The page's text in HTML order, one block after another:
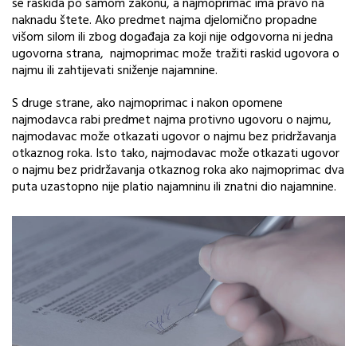
naknadu štete. Ako predmet najma djelomično propadne
višom silom ili zbog događaja za koji nije odgovorna ni jedna
ugovorna strana, najmoprimac može tražiti raskid ugovora o
najmu ili zahtijevati sniženje najamnine.
S druge strane, ako najmoprimac i nakon opomene
najmodavca rabi predmet najma protivno ugovoru o najmu,
najmodavac može otkazati ugovor o najmu bez pridržavanja
otkaznog roka. Isto tako, najmodavac može otkazati ugovor
o najmu bez pridržavanja otkaznog roka ako najmoprimac dva
puta uzastopno nije platio najamninu ili znatni dio najamnine.